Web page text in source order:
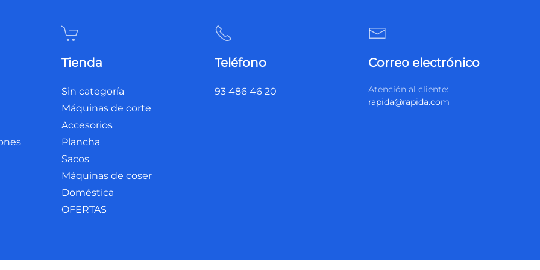
Tienda
Sin categoría
Máquinas de corte
Accesorios
Plancha
Sacos
Máquinas de coser
Doméstica
OFERTAS
Teléfono
93 486 46 20
Correo electrónico
Atención al cliente:
rapida@rapida.com